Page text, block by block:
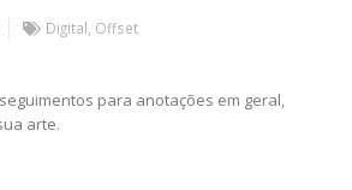
Digital Offset
para anotações em geral,
arte.